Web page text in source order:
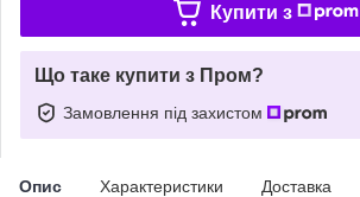
Купити з
Що таке купити з Пром?
Замовлення під захистом
Опис Характеристики Доставка